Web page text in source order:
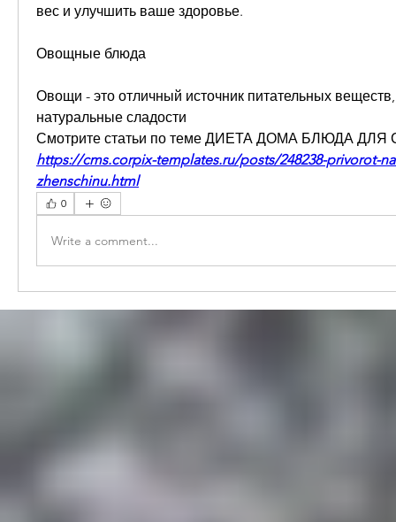
вес и улучшить ваше здоровье.
Овощные блюда
Овощи - это отличный источник питательных
натуральные сладости
Смотрите статьи по теме ДИЕТА ДОМА БЛЮДА
https://cms.corpix-templates.ru/posts/248238-privorot-
zhenschinu.html
0
Write a comment...